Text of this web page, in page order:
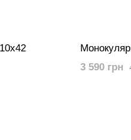
3 590 грн